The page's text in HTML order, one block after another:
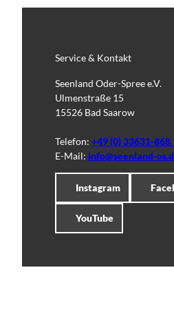
Service & Kontakt
Seenland Oder-Spree e.V.
Ulmenstraße 15
15526 Bad Saarow
Telefon: +49 (0) 33631-868
E-Mail: info@seenland-
Instagram
YouTube